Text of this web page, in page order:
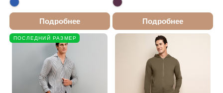
Подробнее Подробнее
ПОСЛЕДНИЙ РАЗМЕР